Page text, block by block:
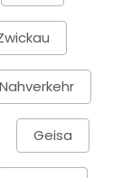
Nahverkehr
Geisa